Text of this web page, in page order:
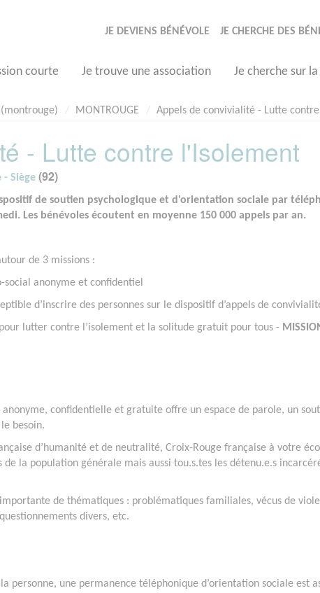
JE DEVIENS BÉNÉVOLE JE CHERCHE DES
courte Je trouve une association Je cherche sur
(montrouge) MONTROUGE Appels de convivialité - Lutte
- Lutte contre l'Isolement
- Siège (92)
de soutien psychologique et d'orientation sociale par
Les bénévoles écoutent en moyenne 150 000 appels par an.
de 3 missions :
social anonyme et confidentiel
d’inscrire des personnes sur le dispositif d’appels de
lutter contre l’isolement et la solitude gratuit pour tous -
confidentielle et gratuite offre un espace de parole, un
besoin.
d’humanité et de neutralité, Croix-Rouge française à votre
la population générale mais aussi tou.s.tes les détenu.e.s
de thématiques : problématiques familiales, vécus de
divers, etc.
personne, une permanence téléphonique d’orientation sociale est